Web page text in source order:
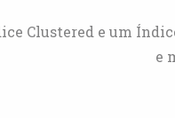
Clustered e um
e